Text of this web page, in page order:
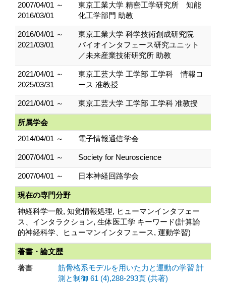
2007/04/01 ～
2016/03/01
東京工業大学 精密工学研究所 知能
化工学部門 助教
2016/04/01 ～
2021/03/01
東京工業大学 科学技術創成研究院
バイオインタフェース研究ユニット
／未来産業技術研究所 助教
2021/04/01 ～
2025/03/31
東京工芸大学 工学部 工学科 情報コ
ース 准教授
2021/04/01 ～ 東京工芸大学 工学部 工学科 准教授
所属学会
2014/04/01 ～
電子情報通信学会
2007/04/01 ～ Society for Neuroscience
2007/04/01 ～ 日本神経回路学会
現在の専門分野
神経科学一般, 知覚情報処理, ヒューマンインタフェー
ス、インタラクション, 生体医工学 キーワード(計算論
的神経科学、ヒューマンインタフェース, 運動学習)
著書・論文歴
著書
筋骨格系モデルを用いた力と運動の学習 計
測と制御 61 (4),288-293頁 (共著)